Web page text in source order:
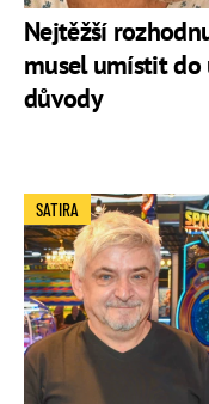
Nejtěžší
musel umístit do
důvody
SATIRA